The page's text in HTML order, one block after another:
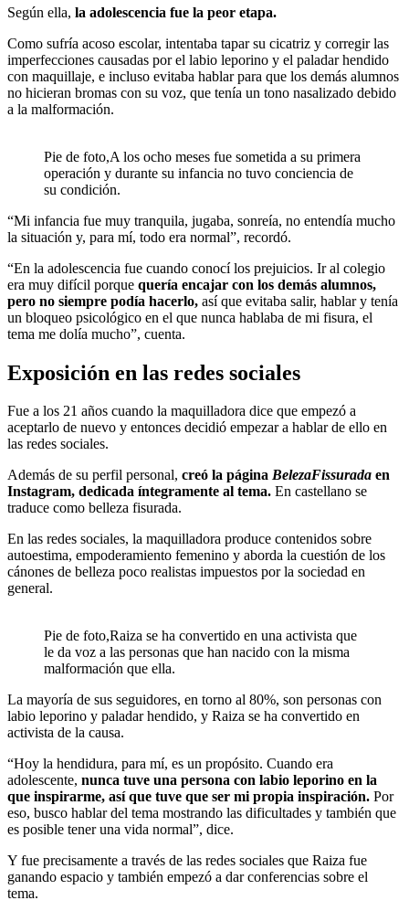
Según ella, la adolescencia fue la peor etapa.
Como sufría acoso escolar, intentaba tapar su cicatriz y corregir las
imperfecciones causadas por el labio leporino y el paladar hendido
con maquillaje, e incluso evitaba hablar para que los demás alumnos
no hicieran bromas con su voz, que tenía un tono nasalizado debido
a la malformación.
Pie de foto,A los ocho meses fue sometida a su primera
operación y durante su infancia no tuvo conciencia de
su condición.
“Mi infancia fue muy tranquila, jugaba, sonreía, no entendía mucho
la situación y, para mí, todo era normal”, recordó.
“En la adolescencia fue cuando conocí los prejuicios. Ir al colegio
era muy difícil porque quería encajar con los demás alumnos,
pero no siempre podía hacerlo, así que evitaba salir, hablar y tenía
un bloqueo psicológico en el que nunca hablaba de mi fisura, el
tema me dolía mucho”, cuenta.
Exposición en las redes sociales
Fue a los 21 años cuando la maquilladora dice que empezó a
aceptarlo de nuevo y entonces decidió empezar a hablar de ello en
las redes sociales.
Además de su perfil personal, creó la página BelezaFissurada en
Instagram, dedicada íntegramente al tema. En castellano se
traduce como belleza fisurada.
En las redes sociales, la maquilladora produce contenidos sobre
autoestima, empoderamiento femenino y aborda la cuestión de los
cánones de belleza poco realistas impuestos por la sociedad en
general.
Pie de foto,Raiza se ha convertido en una activista que
le da voz a las personas que han nacido con la misma
malformación que ella.
La mayoría de sus seguidores, en torno al 80%, son personas con
labio leporino y paladar hendido, y Raiza se ha convertido en
activista de la causa.
“Hoy la hendidura, para mí, es un propósito. Cuando era
adolescente, nunca tuve una persona con labio leporino en la
que inspirarme, así que tuve que ser mi propia inspiración. Por
eso, busco hablar del tema mostrando las dificultades y también que
es posible tener una vida normal”, dice.
Y fue precisamente a través de las redes sociales que Raiza fue
ganando espacio y también empezó a dar conferencias sobre el
tema.